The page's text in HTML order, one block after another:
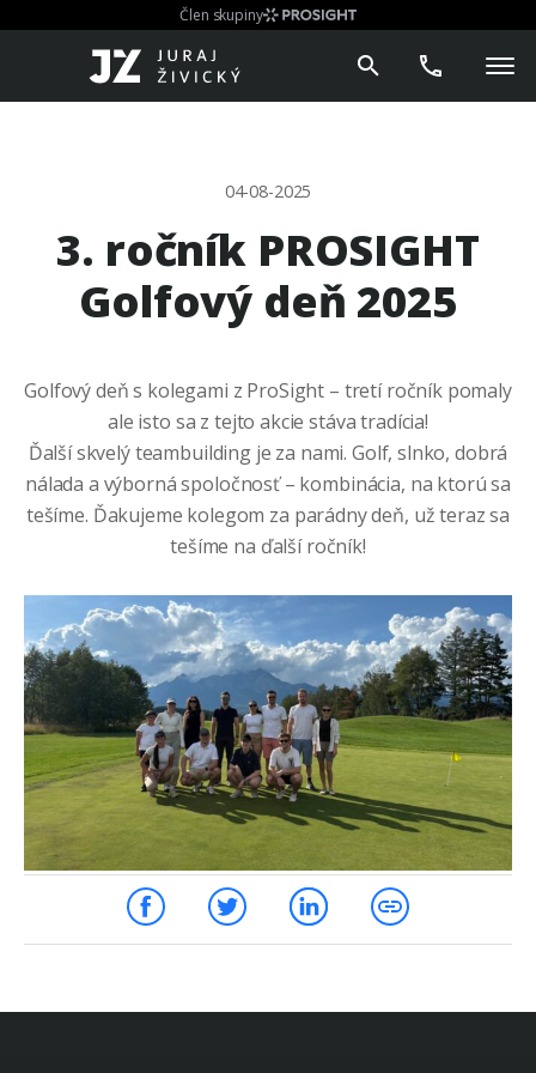
Člen skupiny
04-08-2025
3. ročník PROSIGHT
Golfový deň 2025
Golfový deň s kolegami z ProSight – tretí ročník pomaly
ale isto sa z tejto akcie stáva tradícia!
Ďalší skvelý teambuilding je za nami. Golf, slnko, dobrá
nálada a výborná spoločnosť – kombinácia, na ktorú sa
tešíme. Ďakujeme kolegom za parádny deň, už teraz sa
tešíme na ďalší ročník!